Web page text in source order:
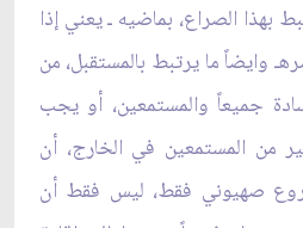
بهذا الصراع، بماضيه ـ يعني إذا
وايضاً ما يرتبط بالمستقبل، من
جميعاً والمستمعين، أو يجب
من المستمعين في الخارج، أن
صهيوني فقط، ليس فقط أن